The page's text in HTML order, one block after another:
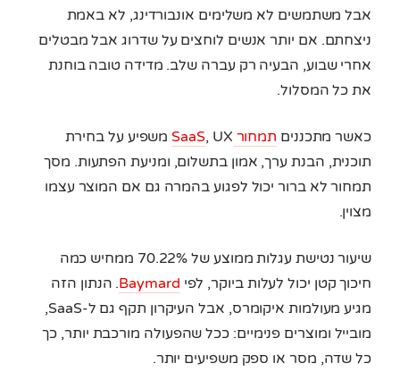
אבל משתמשים לא משלימים אונבורדינג, לא באמת
ניצחתם. אם יותר אנשים לוחצים על שדרוג אבל מבטלים
אחרי שבוע, הבעיה רק עברה שלב. מדידה טובה בוחנת
את כל המסלול.
כאשר מתכננים תמחור SaaS
, UX משפיע על בחירת
תוכנית, הבנת ערך, אמון בתשלום, ומניעת הפתעות. מסך
תמחור לא ברור יכול לפגוע בהמרה גם אם המוצר עצמו
מצוין.
שיעור נטישת עגלות ממוצע של 70.22% ממחיש כמה
חיכוך קטן יכול לעלות ביוקר, לפי Baymard. הנתון הזה
מגיע מעולמות איקומרס, אבל העיקרון תקף גם ל-SaaS,
מובייל ומוצרים פנימיים: ככל שהפעולה מורכבת יותר, כך
כל שדה, מסר או ספק משפיעים יותר.